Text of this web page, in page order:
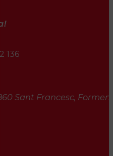
136
Sant Francesc,